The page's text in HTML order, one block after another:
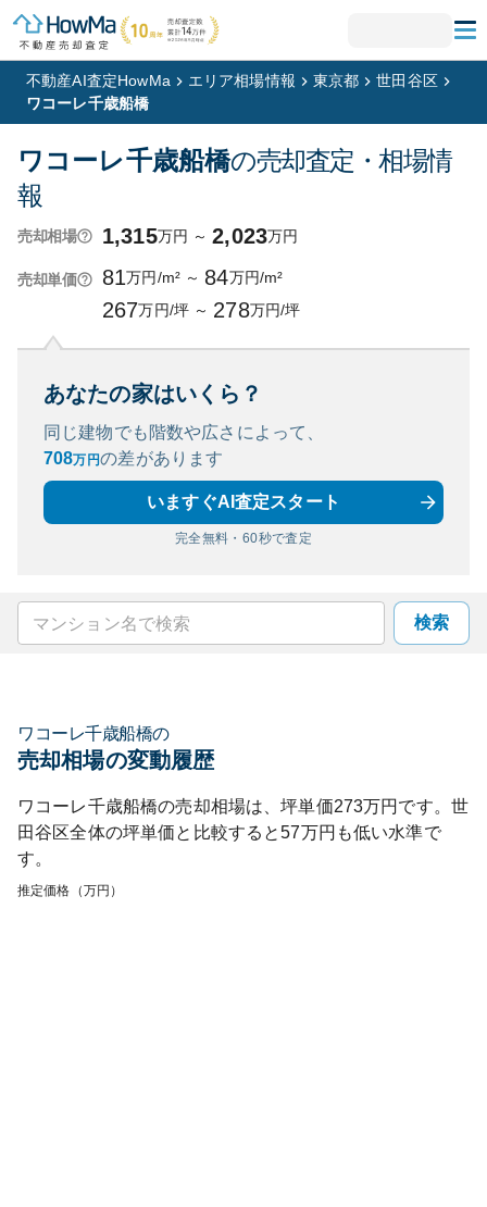
不動産AI査定HowMa エリア相場情報 東京都
世田谷区
ワコーレ千歳船橋
ワコーレ千歳船橋の売却査定・相場情
報
売却相場 1,315万円 ～ 2,023万円
売却単価 81万円/m² ～ 84万円/m²
267万円/坪 ～ 278万円/坪
あなたの家はいくら？
同じ建物でも階数や広さによって、
708万円の差があります
いますぐAI査定スタート
完全無料・60秒で査定
検索
ワコーレ千歳船橋の
売却相場の変動履歴
ワコーレ千歳船橋の売却相場は、坪単価273万円です。 世
田谷区全体の坪単価と比較すると57万円も低い水準で
す。
推定価格（万円）